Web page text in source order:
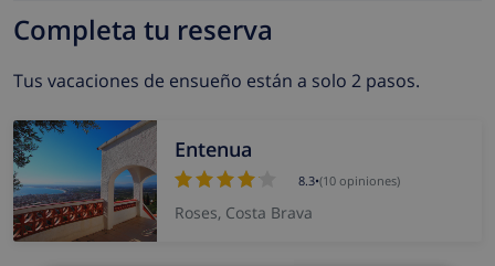
Completa tu reserva
Tus vacaciones de ensueño están a solo 2 pasos.
Entenua
8.3•(10 opiniones)
Roses, Costa Brava